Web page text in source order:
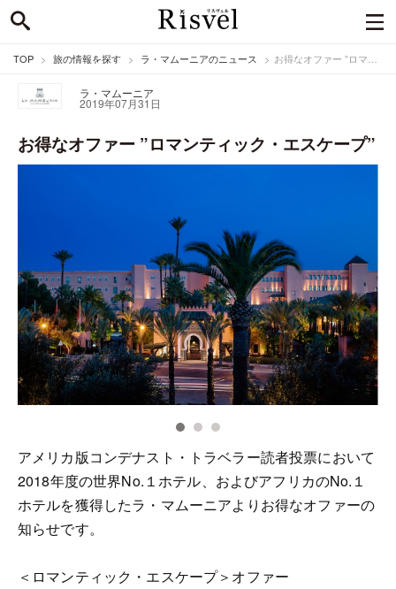
TOP 旅の情報を探す ラ・マムーニアのニュース お得なオファー ”ロマンティック・エスケープ”
ラ・マムーニア
2019年07月31日
お得なオファー ”ロマンティック・エスケープ”
アメリカ版コンデナスト・トラベラー読者投票において
2018年度の世界No.１ホテル、およびアフリカのNo.１
ホテルを獲得したラ・マムーニアよりお得なオファーの
知らせです。
＜ロマンティック・エスケープ＞オファー